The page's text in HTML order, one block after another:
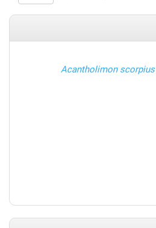
Acantholimon scorpius